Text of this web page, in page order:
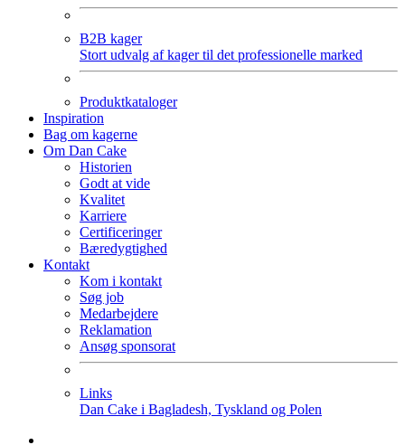
B2B kager
Stort udvalg af kager til det professionelle marked
Produktkataloger
Inspiration
Bag om kagerne
Om Dan Cake
Historien
Godt at vide
Kvalitet
Karriere
Certificeringer
Bæredygtighed
Kontakt
Kom i kontakt
Søg job
Medarbejdere
Reklamation
Ansøg sponsorat
Links
Dan Cake i Bagladesh, Tyskland og Polen